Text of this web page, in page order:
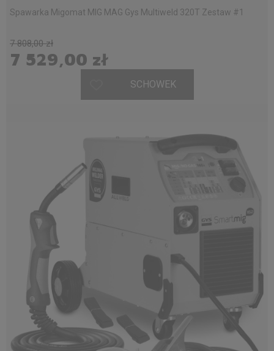
Spawarka Migomat MIG MAG Gys Multiweld 320T Zestaw #1
7 529,00 zł
7 808,00 zł
SCHOWEK